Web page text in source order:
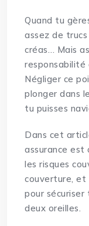
Quand tu
assez de
créas… Mais
responsabilité
Négliger ce
plonger dans
tu puisses
Dans cet
assurance est
les risques
couverture, et
pour
deux oreilles.